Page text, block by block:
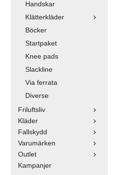
Handskar
Klätterkläder
Böcker
Startpaket
Knee pads
Slackline
Via ferrata
Diverse
Friluftsliv
Kläder
Fallskydd
Varumärken
Outlet
Kampanjer